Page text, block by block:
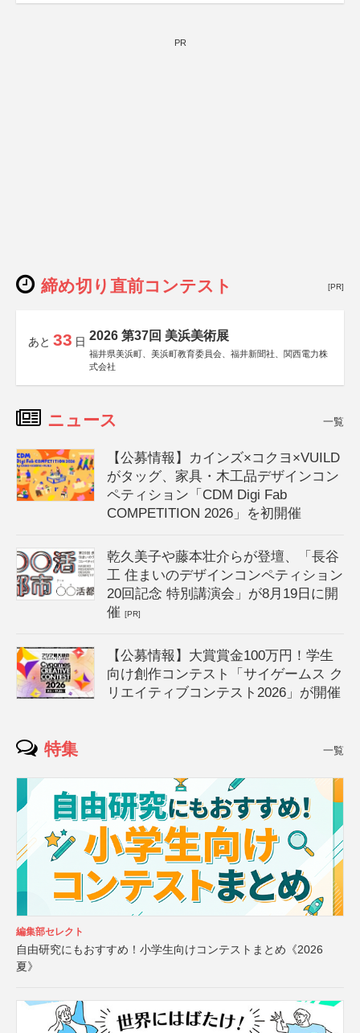
PR
締め切り直前コンテスト [PR]
あと 33 日 2026 第37回 美浜美術展
福井県美浜町、美浜町教育委員会、福井新聞社、関西電力株
式会社
ニュース 一覧
【公募情報】カインズ×コクヨ×VUILD
がタッグ、家具・木工品デザインコン
ペティション「CDM Digi Fab
COMPETITION 2026」を初開催
乾久美子や藤本壮介らが登壇、「長谷
工 住まいのデザインコンペティション
20回記念 特別講演会」が8月19日に開
催[PR]
【公募情報】大賞賞金100万円！学生
向け創作コンテスト「サイゲームス ク
リエイティブコンテスト2026」が開催
特集 一覧
編集部セレクト
自由研究にもおすすめ！小学生向けコンテストまとめ《2026
夏》